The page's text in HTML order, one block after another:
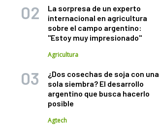
La sorpresa de un experto
internacional en agricultura
sobre el campo argentino:
"Estoy muy impresionado"
Agricultura
¿Dos cosechas de soja con una
sola siembra? El desarrollo
argentino que busca hacerlo
posible
Agtech